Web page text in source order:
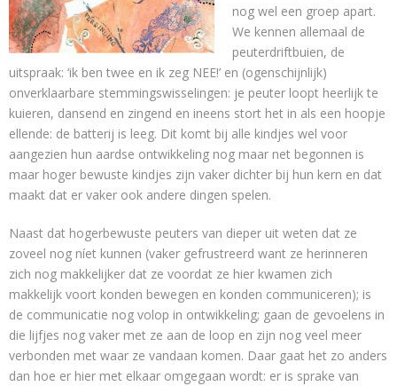
nog wel een groep apart.
We kennen allemaal de
peuterdriftbuien, de
uitspraak: ‘ik ben twee en ik zeg NEE!’ en (ogenschijnlijk)
onverklaarbare stemmingswisselingen: je peuter loopt heerlijk te
kuieren, dansend en zingend en ineens stort het in als een hoopje
ellende: de batterij is leeg. Dit komt bij alle kindjes wel voor
aangezien hun aardse ontwikkeling nog maar net begonnen is
maar hoger bewuste kindjes zijn vaker dichter bij hun kern en dat
maakt dat er vaker ook andere dingen spelen.
Naast dat hogerbewuste peuters van dieper uit weten dat ze
zoveel nog níet kunnen (vaker gefrustreerd want ze herinneren
zich nog makkelijker dat ze voordat ze hier kwamen zich
makkelijk voort konden bewegen en konden communiceren); is
de communicatie nog volop in ontwikkeling; gaan de gevoelens in
die lijfjes nog vaker met ze aan de loop en zijn nog veel meer
verbonden met waar ze vandaan komen. Daar gaat het zo anders
dan hoe er hier met elkaar omgegaan wordt: er is sprake van